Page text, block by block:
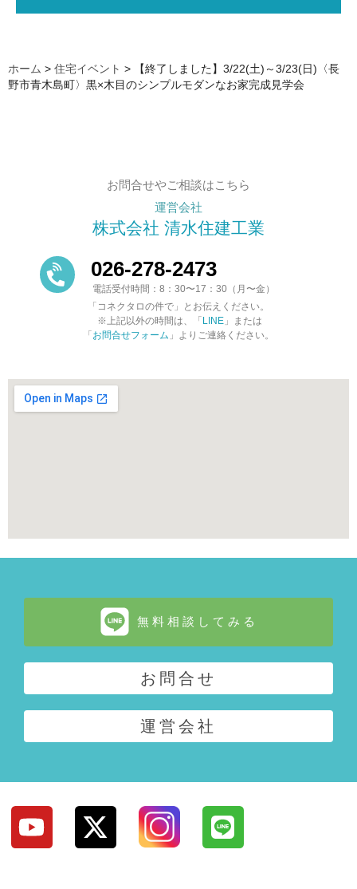
ホーム > 住宅イベント >
【終了しました】3/22(土)～3/23(日)〈長
野市青木島町〉黒×木目のシンプルモダンなお家完成見学会
お問合せやご相談はこちら
運営会社
株式会社 清水住建工業
026-278-2473
電話受付時間：8：30〜17：30（月〜金）
「コネクタロの件で」とお伝えください。
※上記以外の時間は、「LINE 」または
「お問合せフォーム 」よりご連絡ください。
無料相談してみる
お問合せ
運営会社